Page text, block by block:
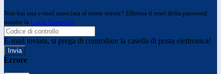
Non hai una e-mail associata al nome utente? Effettua il reset della password
tramite la Login Spaggiari
E-mail inviata, si prega di controllare la casella di posta elettronica!
Errore